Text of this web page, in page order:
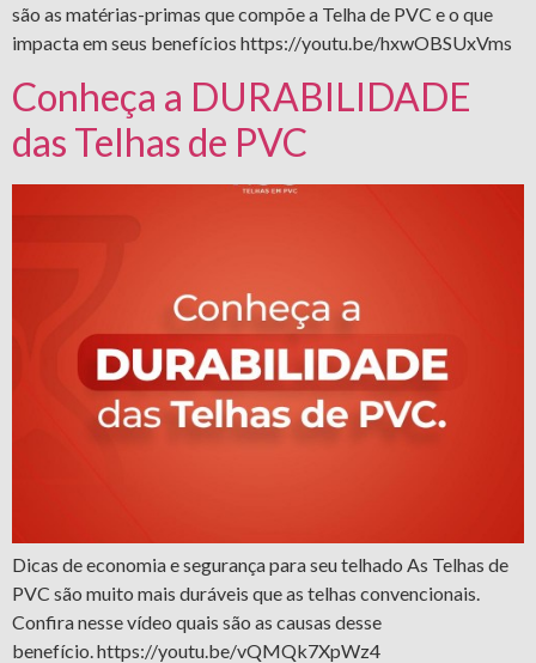
são as matérias-primas que compõe a Telha de PVC e o que
impacta em seus benefícios https://youtu.be/hxwOBSUxVms
Conheça a DURABILIDADE
das Telhas de PVC
Dicas de economia e segurança para seu telhado As Telhas de
PVC são muito mais duráveis que as telhas convencionais.
Confira nesse vídeo quais são as causas desse
benefício. https://youtu.be/vQMQk7XpWz4